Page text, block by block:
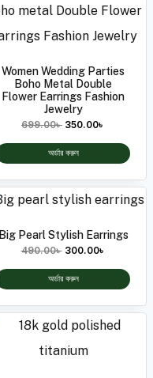
Women Wedding Parties
Boho Metal Double
Flower Earrings Fashion
Jewelry
699.00৳ 350.00৳
অর্ডার করুন
Big Pearl Stylish Earrings
490.00৳ 300.00৳
অর্ডার করুন